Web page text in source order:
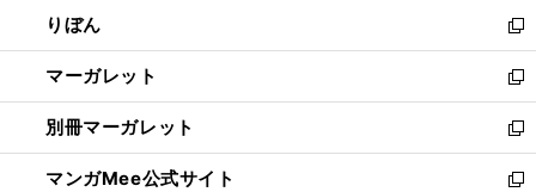
く
で
開
く
ド
ウ
で
開
く
ィ
ン
ド
ウ
で
開
く
りぼん
新
し
い
ウ
ィ
ン
ド
マーガレット
新
し
い
ウ
ィ
別冊マーガレット
新
し
い
マンガMee公式サイト
新